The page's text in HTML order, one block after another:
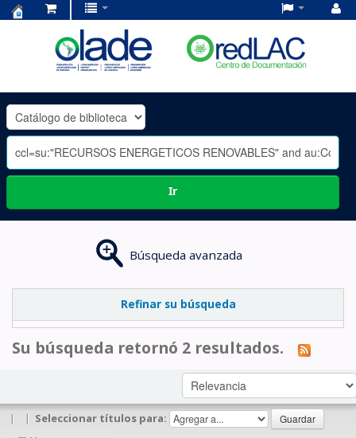
OLADE
-
Ir
Búsqueda avanzada
Refinar su búsqueda
Su búsqueda retornó 2 resultados.
| | Seleccionar títulos para: